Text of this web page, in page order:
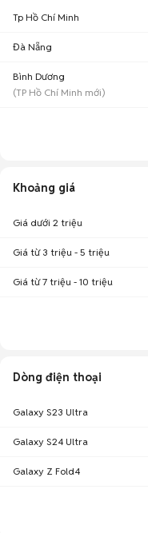
Tp Hồ Chí Minh
Đà Nẵng
Bình Dương
(TP Hồ Chí Minh mới)
Khoảng giá
Giá dưới 2 triệu
Giá từ 3 triệu - 5 triệu
Giá từ 7 triệu - 10 triệu
Dòng điện thoại
Galaxy S23 Ultra
Galaxy S24 Ultra
Galaxy Z Fold4